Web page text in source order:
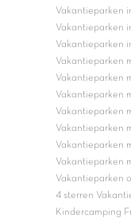
Vakantieparken
Vakantieparken
Vakantieparken
Vakantieparken
Vakantieparken
Vakantieparken
Vakantieparken
Vakantieparken
Vakantieparken
Vakantieparken
Vakantieparken
4 sterren
Kindercamping